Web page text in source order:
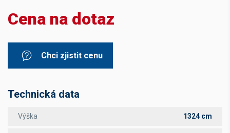
Cena na dotaz
Chci zjistit cenu
Technická data
Výška 1324 cm